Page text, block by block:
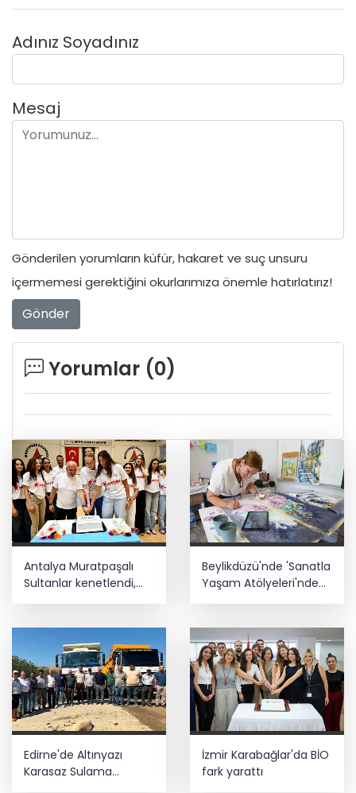
Adınız Soyadınız
Mesaj
Gönderilen yorumların küfür, hakaret ve suç unsuru
içermemesi gerektiğini okurlarımıza önemle hatırlatırız!
Gönder
Yorumlar (0)
Antalya Muratpaşalı
Sultanlar kenetlendi,
gözler yeni sezonda
Beylikdüzü'nde 'Sanatla
Yaşam Atölyeleri'nde
yeni dönem
Edirne'de Altınyazı
Karasaz Sulama
İzmir Karabağlar'da BİO
fark yarattı